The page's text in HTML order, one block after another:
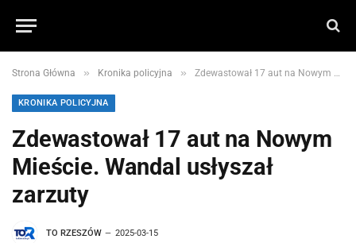
Strona Główna » Kronika policyjna » Zdewastował 17 aut na Nowym Mieście. Wandal usłyszał zarzuty
KRONIKA POLICYJNA
Zdewastował 17 aut na Nowym
Mieście. Wandal usłyszał
zarzuty
TO RZESZÓW 2025-03-15